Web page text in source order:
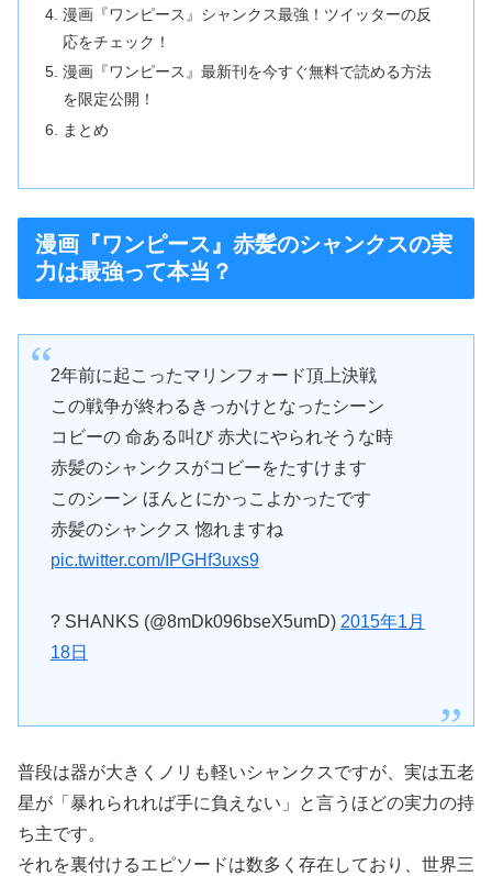
漫画『ワンピース』シャンクス最強！ツイッターの反
応をチェック！
漫画『ワンピース』最新刊を今すぐ無料で読める方法
を限定公開！
まとめ
漫画『ワンピース』赤髪のシャンクスの実
力は最強って本当？
2年前に起こったマリンフォード頂上決戦
この戦争が終わるきっかけとなったシーン
コビーの 命ある叫び 赤犬にやられそうな時
赤髪のシャンクスがコビーをたすけます
このシーン ほんとにかっこよかったです
赤髪のシャンクス 惚れますね
pic.twitter.com/IPGHf3uxs9
? SHANKS (@8mDk096bseX5umD) 2015年1月
18日
普段は器が大きくノリも軽いシャンクスですが、実は五老
星が「暴れられれば手に負えない」と言うほどの実力の持
ち主です。
それを裏付けるエピソードは数多く存在しており、世界三